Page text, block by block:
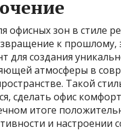
офисных зон в стиле
к
для создания
атмосферы в
Такой
сделать офис
итоге
и настроении